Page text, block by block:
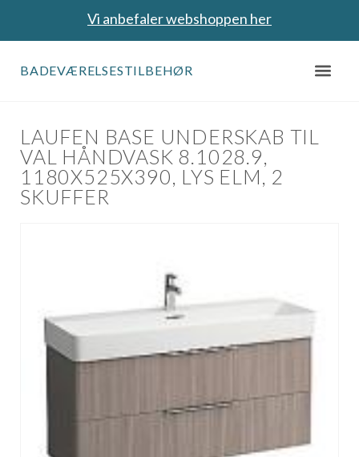
Vi anbefaler webshoppen her
BADEVÆRELSESTILBEHØR
LAUFEN BASE UNDERSKAB TIL
VAL HÅNDVASK 8.1028.9,
1180X525X390, LYS ELM, 2
SKUFFER